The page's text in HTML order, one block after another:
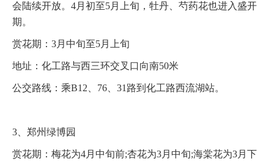
会陆续开放。4月初至5月上旬，牡丹、芍药花也进入盛开
期。
赏花期：3月中旬至5月上旬
地址：化工路与西三环交叉口向南50米
公交路线：乘B12、76、31路到化工路西流湖站。
3、郑州绿博园
赏花期：梅花为4月中旬前;杏花为3月中旬;海棠花为3月下